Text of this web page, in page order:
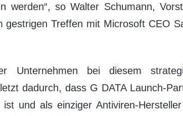
werden“, so Walter Schumann,
gestrigen Treffen mit Microsoft CEO
Unternehmen bei diesem
dadurch, dass G DATA Launch-
und als einziger Antiviren-